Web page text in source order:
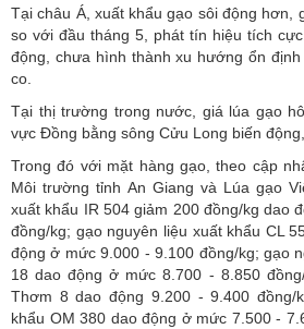
Tại châu Á, xuất khẩu gạo sôi động hơn,
so với đầu tháng 5, phát tín hiệu tích
động, chưa hình thành xu hướng ổn
co.
Tại thị trường trong nước, giá lúa gạo
vực Đồng bằng sông Cửu Long biến
Trong đó với mặt hàng gạo, theo cập
Môi trường tỉnh An Giang và Lúa gạo
xuất khẩu IR 504 giảm 200 đồng/kg dao
đồng/kg; gạo nguyên liệu xuất khẩu CL
động ở mức 9.000 - 9.100 đồng/kg; gạo
18 dao động ở mức 8.700 - 8.850
Thơm 8 dao động 9.200 - 9.400 đồng/
khẩu OM 380 dao động ở mức 7.500 -